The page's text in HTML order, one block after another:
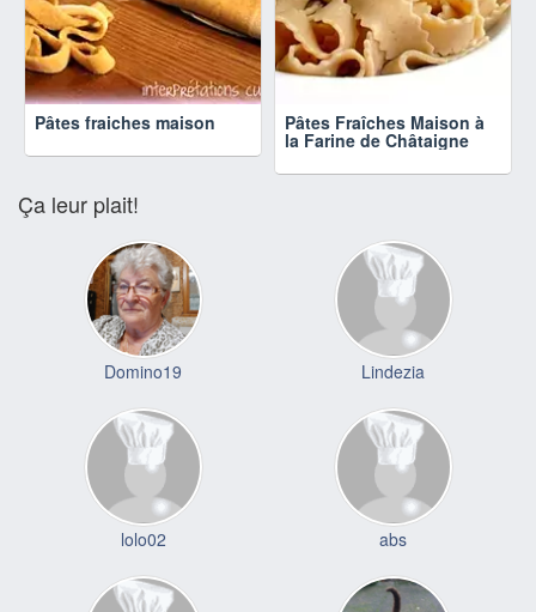
Pâtes fraiches maison Pâtes Fraîches Maison à
la Farine de Châtaigne
Ça leur plait!
Domino19 Lindezia
lolo02 abs